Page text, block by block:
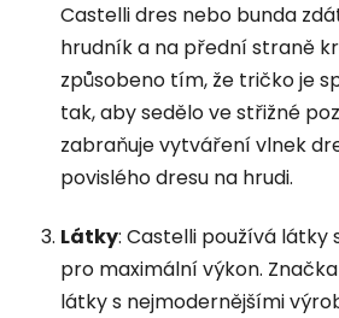
Castelli dres nebo bunda
hrudník a na přední straně
způsobeno tím, že tričko je
tak, aby sedělo ve střižné
zabraňuje vytváření vlnek
povislého dresu na hrudi.
Látky: Castelli používá látky
pro maximální výkon.
látky s nejmodernějšími